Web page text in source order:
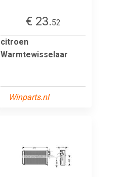
€ 23.52
citroen
Warmtewisselaar
Winparts.nl